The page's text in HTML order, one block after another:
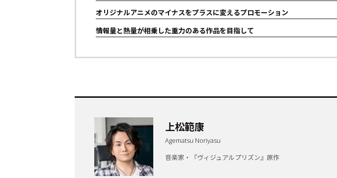
トップ Top
オリジナルアニメのマイナスをプラスに変えるプロモーション
情報量と熱量が相乗した重力のある作品を目指して
上松範康
Agematsu Noriyasu
音楽家・『ヴィジュアルプリズン』原作